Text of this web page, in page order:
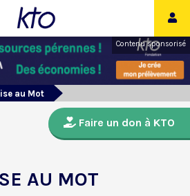
Contenu sponsorisé
au Mot
Faire un don à KTO
AU MOT